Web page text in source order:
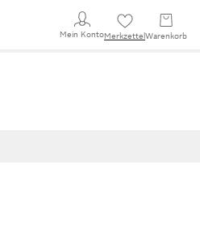
Mein KontoMerkzettel Warenkorb